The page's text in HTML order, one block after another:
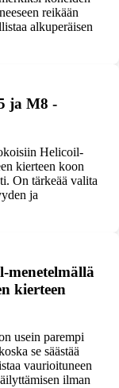
reikään
alkuperäisen
ja M8 -
Helicoil-
kierteen koon
On tärkeää valita
ja
menetelmällä
kierteen
usein parempi
se säästää
vaurioituneen
ilman